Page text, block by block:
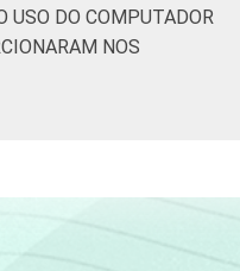
USO DO COMPUTADOR
NOS